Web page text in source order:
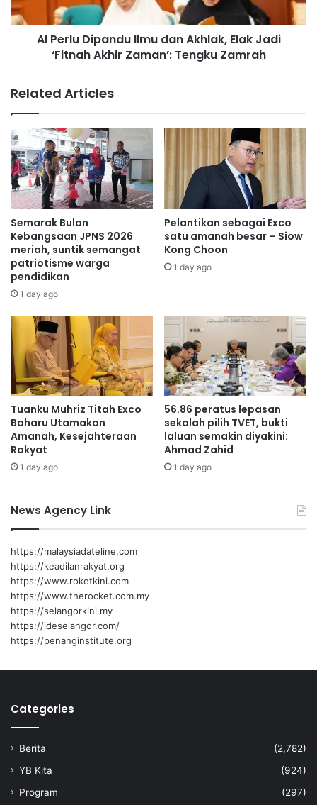
T
a
k
o
i
m
b
a
u
u
B
e
n
d
l
d
u
t
u
p
s
e
m
t
a
a
D
i
u
I
l
m
u
d
a
n
A
k
h
l
a
k
E
l
a
k
J
a
d
i
‘
F
i
a
h
:
n
g
u
AI Perlu Dipandu Ilmu dan Akhlak, Elak Jadi
‘Fitnah Akhir Zaman’: Tengku Zamrah
Related Articles
Semarak Bulan
Kebangsaan JPNS 2026
meriah, suntik semangat
patriotisme warga
pendidikan
1 day ago
Pelantikan sebagai Exco
satu amanah besar – Siow
Kong Choon
1 day ago
Tuanku Muhriz Titah Exco
Baharu Utamakan
Amanah, Kesejahteraan
Rakyat
1 day ago
56.86 peratus lepasan
sekolah pilih TVET, bukti
laluan semakin diyakini:
Ahmad Zahid
1 day ago
News Agency Link
https://malaysiadateline.com
https://keadilanrakyat.org
https://www.roketkini.com
https://www.therocket.com.my
https://selangorkini.my
https://ideselangor.com/
https://penanginstitute.org
Categories
Berita
(2,782)
YB Kita
(924)
Program
(297)